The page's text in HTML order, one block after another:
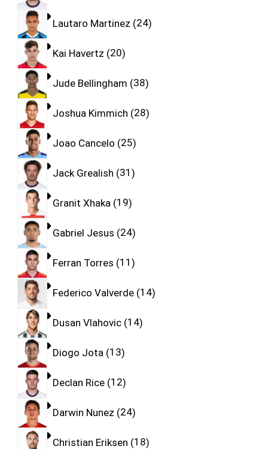
Lautaro Martinez 24
Kai Havertz 20
Jude Bellingham 38
Joshua Kimmich 28
Joao Cancelo 25
Jack Grealish 31
Granit Xhaka 19
Gabriel Jesus 24
Ferran Torres 11
Federico Valverde 14
Dusan Vlahovic 14
Diogo Jota 13
Declan Rice 12
Darwin Nunez 24
Christian Eriksen 18